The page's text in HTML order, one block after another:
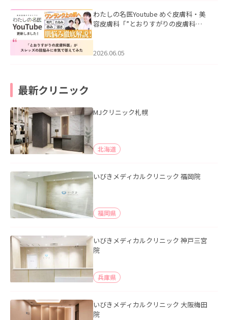
わたしの名医Youtube めぐ皮膚科・美
容皮膚科「”とおりすがりの皮膚科
2026.06.05
最新クリニック
MJクリニック札幌
北海道
いびきメディカルクリニック 福岡院
福岡県
いびきメディカルクリニック 神戸三宮
院
兵庫県
いびきメディカルクリニック 大阪梅田
院